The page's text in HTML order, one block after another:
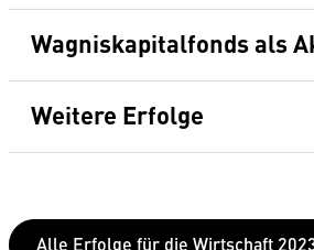
Wagniskapitalfonds als
Weitere Erfolge
Alle Erfolge für die Wirtschaft